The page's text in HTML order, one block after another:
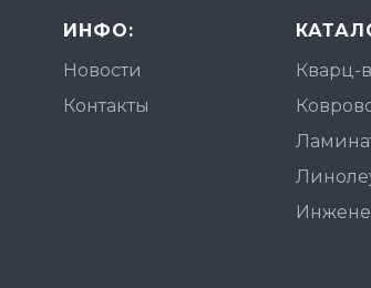
ИНФО:
Новости
Контакты
Кварц-